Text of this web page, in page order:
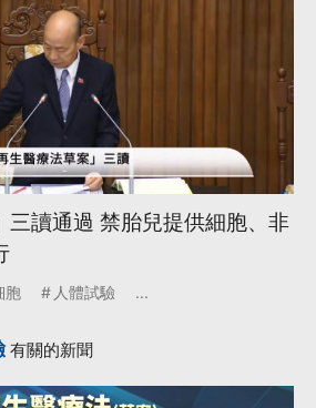
三讀通過 禁胎兒提供細胞、非
胞 人體試驗 ...
有關的新聞